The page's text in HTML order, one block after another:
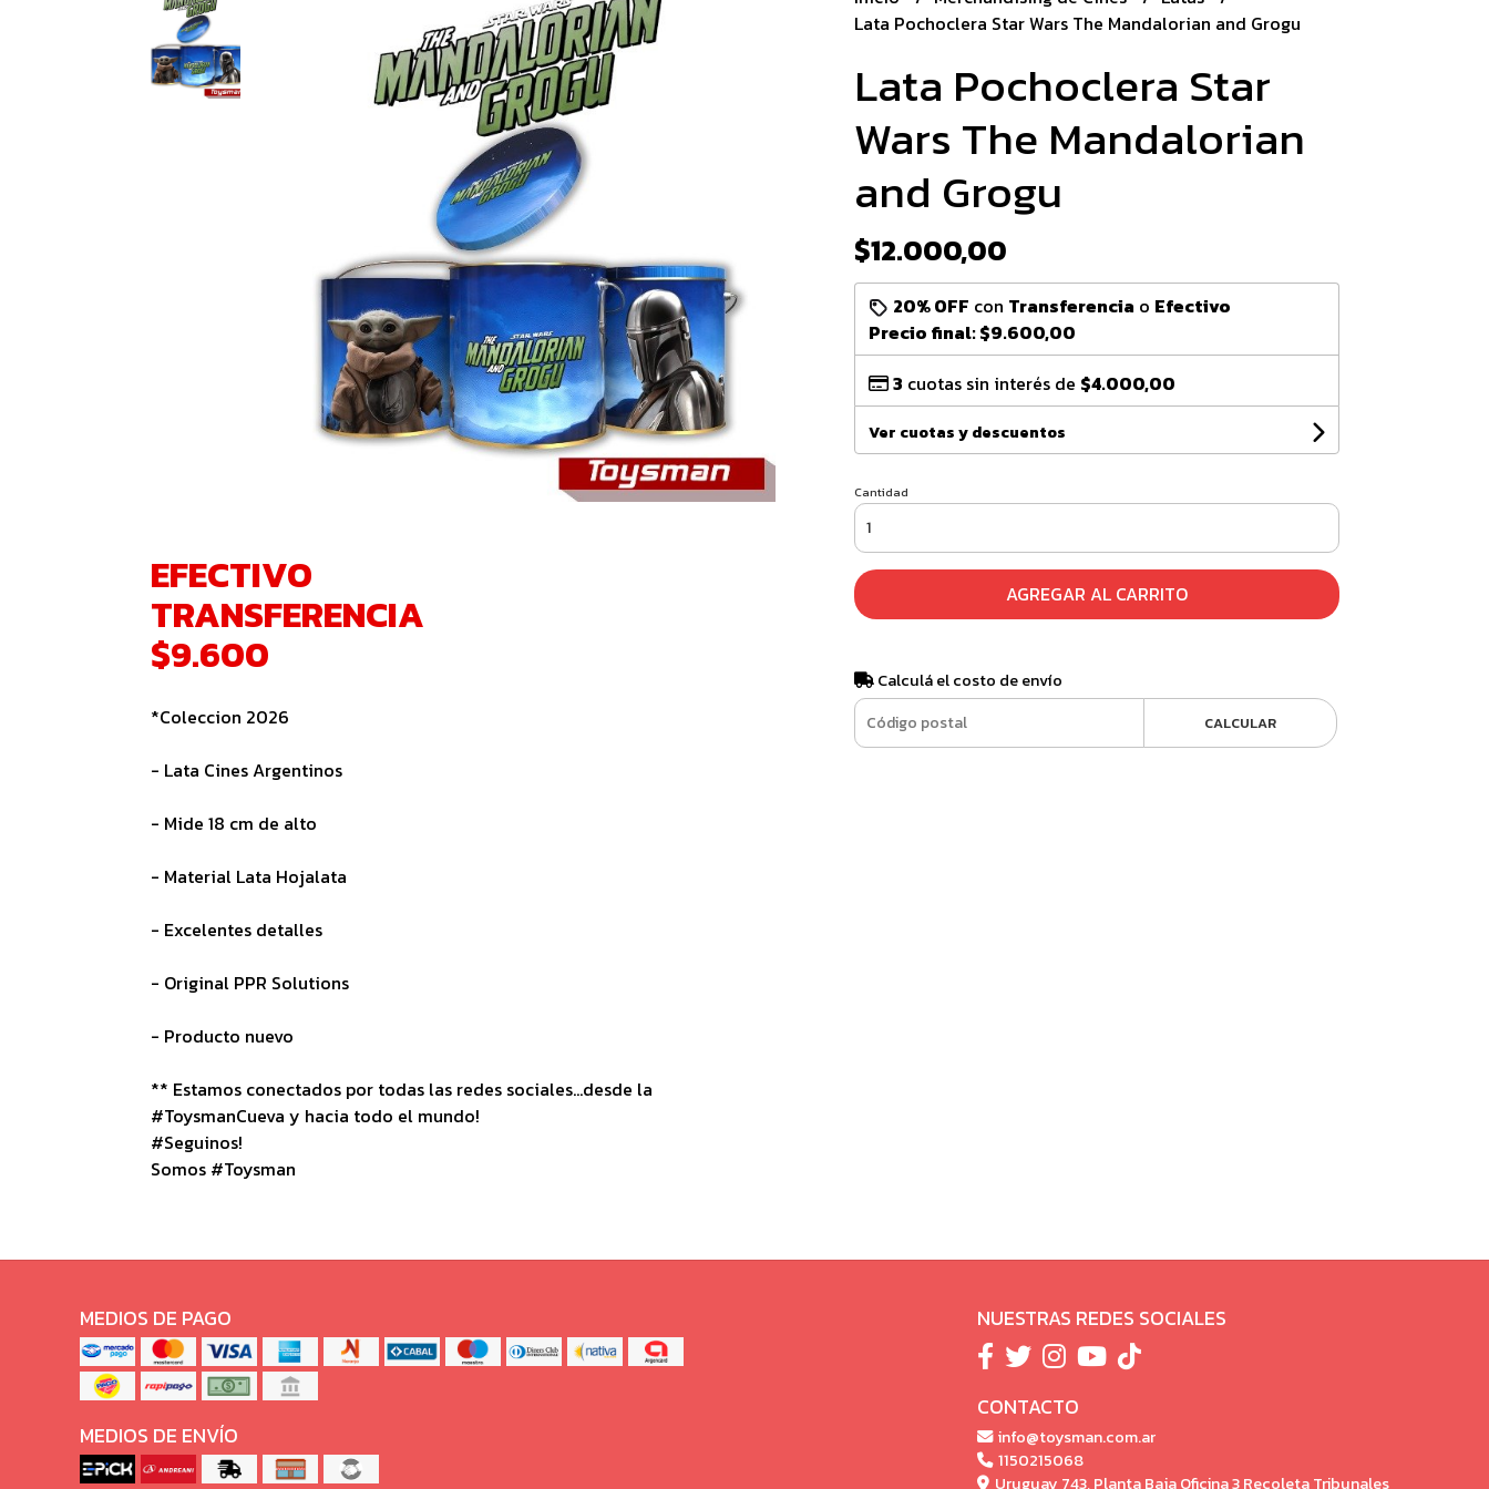
EFECTIVO
TRANSFERENCIA
$9.600
*Coleccion 2026
- Lata Cines Argentinos
- Mide 18 cm de alto
- Material Lata Hojalata
- Excelentes detalles
- Original PPR Solutions
- Producto nuevo
** Estamos conectados por todas las redes sociales...desde la
#ToysmanCueva y hacia todo el mundo!
#Seguinos!
Somos #Toysman
Lata Pochoclera Star Wars The Mandalorian and Grogu
Lata Pochoclera Star
Wars The Mandalorian
and Grogu
$12.000,00
20% OFF con Transferencia o Efectivo
Precio final:$9.600,00
3 cuotas sin interés de $4.000,00
Ver cuotas y descuentos
Cantidad
AGREGAR AL CARRITO
Calculá el costo de envío
CALCULAR
MEDIOS DE PAGO
MEDIOS DE ENVÍO
NUESTRAS REDES SOCIALES
CONTACTO
info@toysman.com.ar
1150215068
Uruguay 743, Planta Baja Oficina 3 Recoleta Tribunales